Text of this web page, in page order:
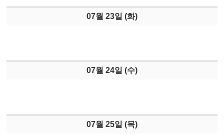
07월 23일 (화)
07월 24일 (수)
07월 25일 (목)